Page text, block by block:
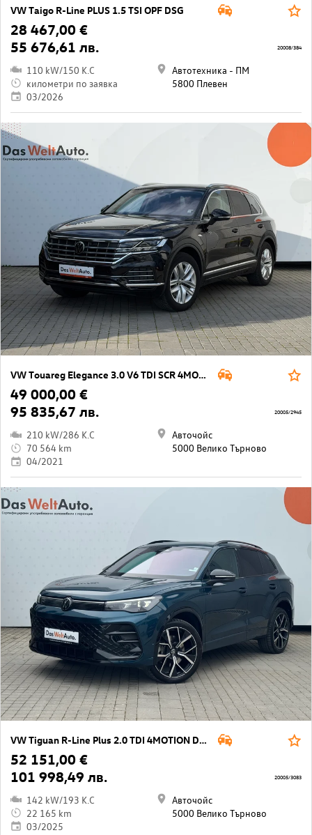
VW Taigo R-Line PLUS 1.5 TSI OPF DSG
28 467,00 €
55 676,61 лв.
110 kW/150 K.C
километри по заявка
03/2026
Автотехника - ПМ
5800 Плевен
20008/384
VW Touareg Elegance 3.0 V6 TDI SCR 4MOTION
49 000,00 €
95 835,67 лв.
210 kW/286 K.C
70 564 km
04/2021
Авточойс
5000 Велико Търново
20005/2945
VW Tiguan R-Line Plus 2.0 TDI 4MOTION DSG
52 151,00 €
101 998,49 лв.
142 kW/193 K.C
22 165 km
03/2025
Авточойс
5000 Велико Търново
20005/3083